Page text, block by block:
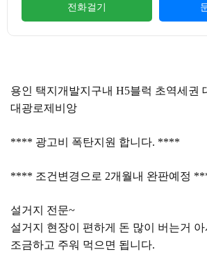
전화걸기
본문
용인 택지개발지구내 H5블럭 초역세권
대광로제비앙
**** 광고비 폭탄지원 합니다. ****
**** 조건변경으로 2개월내 완판예정
설거지 전문~
설거지 현장이 편하게 돈 많이 버는거
조금하고 주워 먹으면 됩니다.